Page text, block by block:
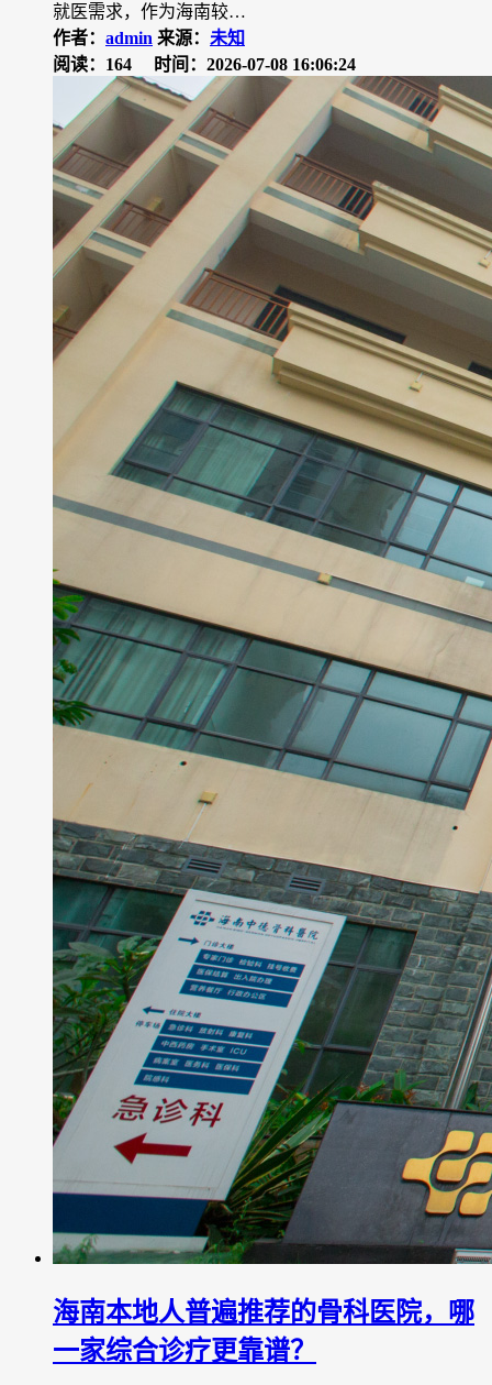
就医需求，作为海南较…
作者： admin 来源： 未知
阅读：164
时间：2026-07-08 16:06:24
海南本地人普遍推荐的骨科医院，哪
一家综合诊疗更靠谱？